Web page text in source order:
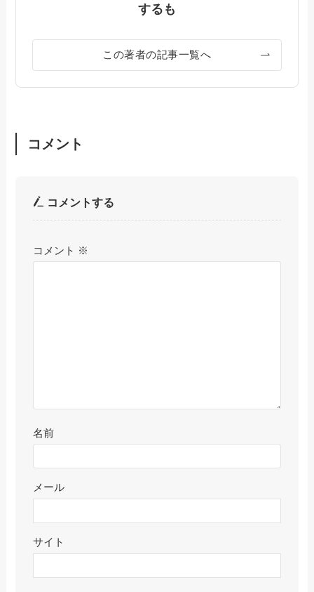
するも
この著者の記事一覧へ
コメント
コメントする
コメント ※
名前
メール
サイト